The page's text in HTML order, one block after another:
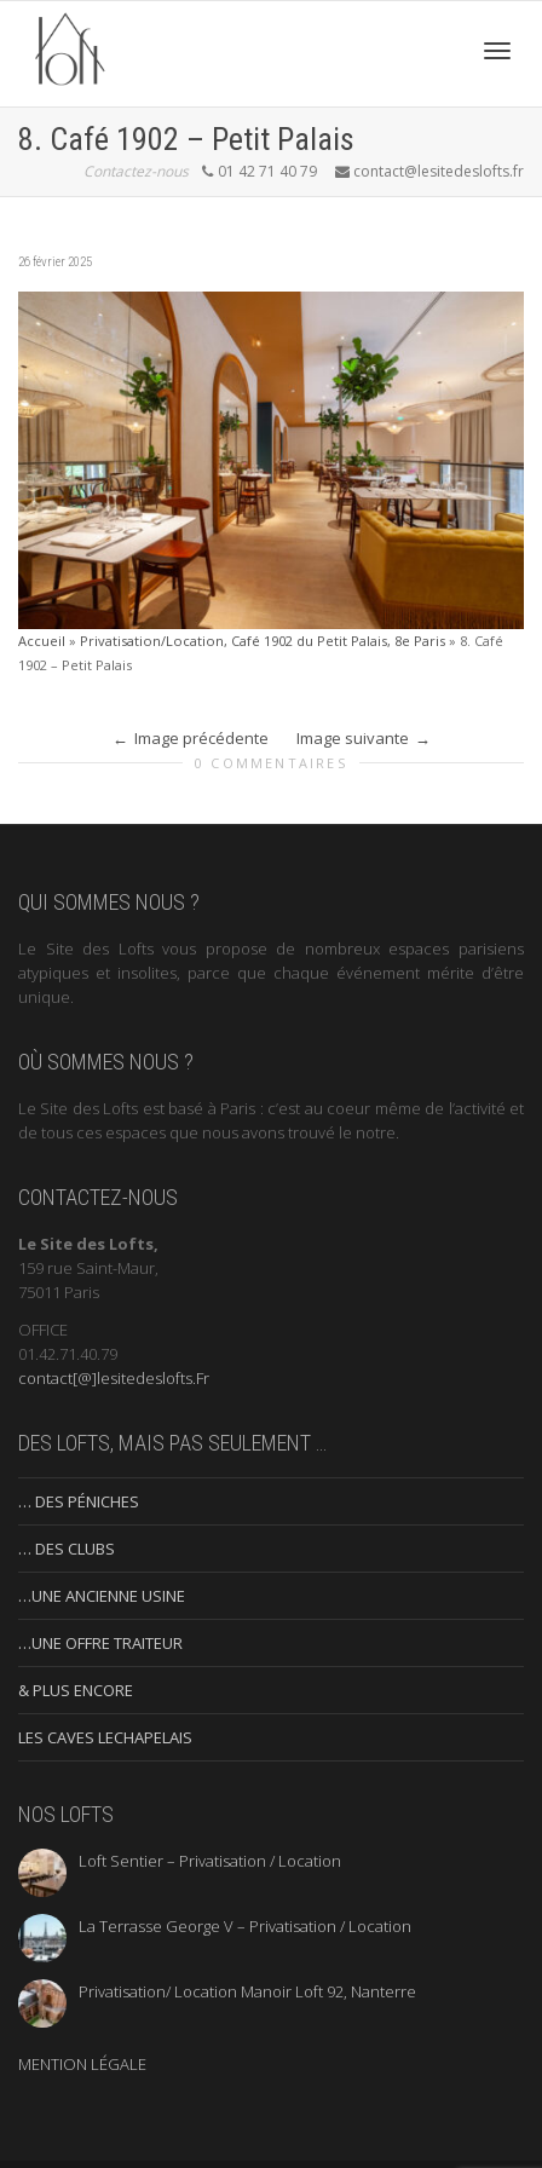
8. Café 1902 – Petit Palais
Contactez-nous 01 42 71 40 79 contact@lesitedeslofts.fr
26 février 2025
Accueil » Privatisation/Location, Café 1902 du Petit Palais, 8e Paris » 8. Café
1902 – Petit Palais
Image précédente Image suivante
0 COMMENTAIRES
QUI SOMMES NOUS ?
Le Site des Lofts vous propose de nombreux espaces parisiens
atypiques et insolites, parce que chaque événement mérite d’être
unique.
OÙ SOMMES NOUS ?
Le Site des Lofts est basé à Paris : c’est au coeur même de l’activité et
de tous ces espaces que nous avons trouvé le notre.
CONTACTEZ-NOUS
Le Site des Lofts,
159 rue Saint-Maur,
75011 Paris
OFFICE
01.42.71.40.79
contact[@]lesitedeslofts.Fr
DES LOFTS, MAIS PAS SEULEMENT …
… DES PÉNICHES
… DES CLUBS
…UNE ANCIENNE USINE
…UNE OFFRE TRAITEUR
& PLUS ENCORE
LES CAVES LECHAPELAIS
NOS LOFTS
Loft Sentier – Privatisation / Location
La Terrasse George V – Privatisation / Location
Privatisation/ Location Manoir Loft 92, Nanterre
MENTION LÉGALE